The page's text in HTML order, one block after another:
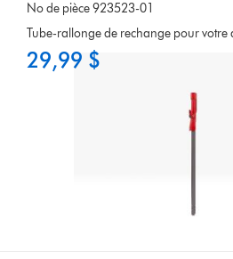
site
No de pièce 923523-01
Tube-rallonge de rechange pour votre
29,99 $